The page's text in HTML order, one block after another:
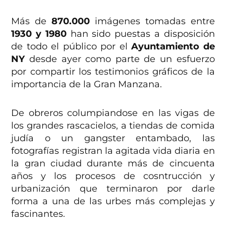
Más de870.000 imágenes tomadas entre
1930 y 1980han sido puestas a disposición
de todo el público por elAyuntamiento de
NYdesde ayer como parte de un esfuerzo
por compartir los testimonios gráficos de la
importancia de la Gran Manzana.
De obreros columpiandose en las vigas de
los grandes rascacielos, a tiendas de comida
judía o un gangster entambado, las
fotografías registran la agitada vida diaria en
la gran ciudad durante más de cincuenta
años y los procesos de cosntrucción y
urbanización que terminaron por darle
forma a una de las urbes más complejas y
fascinantes.